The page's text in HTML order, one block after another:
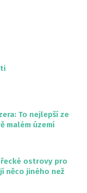
To nejlepší ze
malém území
ostrovy pro
něco jiného než